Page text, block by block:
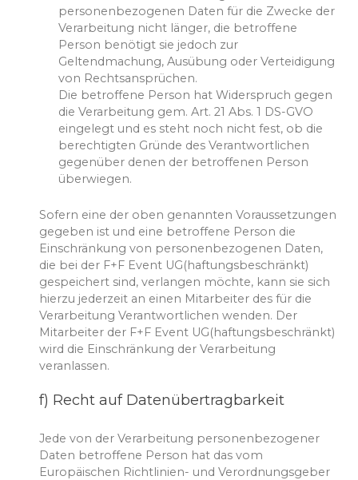
personenbezogenen Daten für die Zwecke der
Verarbeitung nicht länger, die betroffene
Person benötigt sie jedoch zur
Geltendmachung, Ausübung oder Verteidigung
von Rechtsansprüchen.
Die betroffene Person hat Widerspruch gegen
die Verarbeitung gem. Art. 21 Abs. 1 DS-GVO
eingelegt und es steht noch nicht fest, ob die
berechtigten Gründe des Verantwortlichen
gegenüber denen der betroffenen Person
überwiegen.
Sofern eine der oben genannten Voraussetzungen
gegeben ist und eine betroffene Person die
Einschränkung von personenbezogenen Daten,
die bei der F+F Event UG(haftungsbeschränkt)
gespeichert sind, verlangen möchte, kann sie sich
hierzu jederzeit an einen Mitarbeiter des für die
Verarbeitung Verantwortlichen wenden. Der
Mitarbeiter der F+F Event UG(haftungsbeschränkt)
wird die Einschränkung der Verarbeitung
veranlassen.
f) Recht auf Datenübertragbarkeit
Jede von der Verarbeitung personenbezogener
Daten betroffene Person hat das vom
Europäischen Richtlinien- und Verordnungsgeber